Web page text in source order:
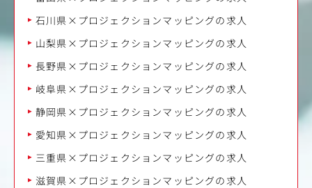
石川県×プロジェクションマッピングの求人
山梨県×プロジェクションマッピングの求人
長野県×プロジェクションマッピングの求人
岐阜県×プロジェクションマッピングの求人
静岡県×プロジェクションマッピングの求人
愛知県×プロジェクションマッピングの求人
三重県×プロジェクションマッピングの求人
滋賀県×プロジェクションマッピングの求人